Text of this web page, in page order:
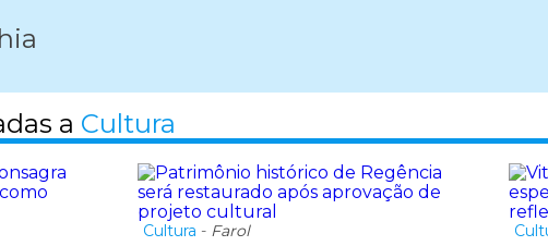
a Cultura
Cultura - Farol